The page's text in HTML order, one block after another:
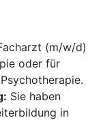
(m/w/d)
oder für
Sie haben
in